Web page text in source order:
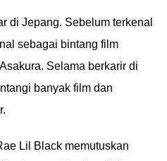
di Jepang. Sebelum terkenal
sebagai bintang film
Selama berkarir di
banyak film dan
Lil Black memutuskan